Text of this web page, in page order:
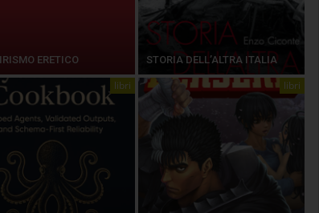
ERETICO STORIA DELL’ALTRA ITALIA
libri libri